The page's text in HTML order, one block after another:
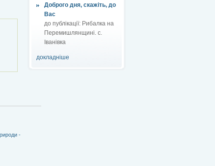
Доброго дня, скажіть, до
Вас
до публікації: Рибалка на
Перемишлянщині. с.
Іванівка
докладніше